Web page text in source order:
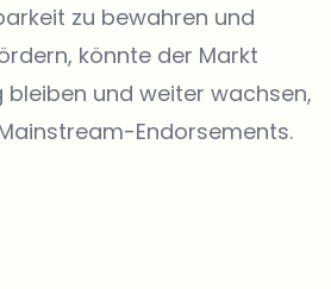
zu bewahren und
könnte der Markt
und weiter wachsen,
Endorsements.